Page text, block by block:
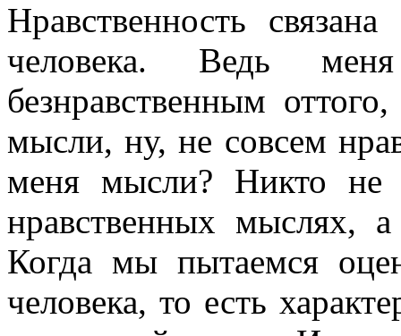
Нравственность
человека. Ведь
безнравственным
мысли, ну, не совсем
меня мысли? Никто не
нравственных мыслях,
Когда мы пытаемся
человека, то есть